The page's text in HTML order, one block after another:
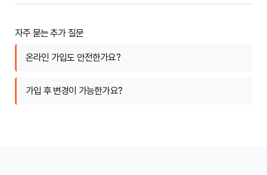
자주 묻는 추가 질문
온라인 가입도 안전한가요?
가입 후 변경이 가능한가요?